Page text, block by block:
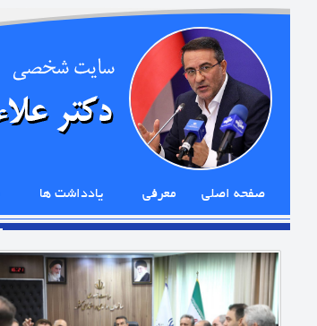
صفحه اصلی معرفی یادداشت ها